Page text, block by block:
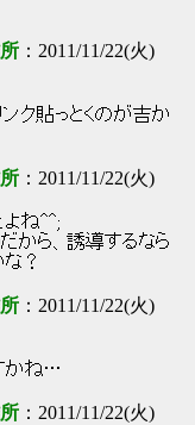
：2011/11/22(火)
ク貼っとくのが吉か
：2011/11/22(火)
よね^^;
から、誘導するなら
？
：2011/11/22(火)
かね…
：2011/11/22(火)